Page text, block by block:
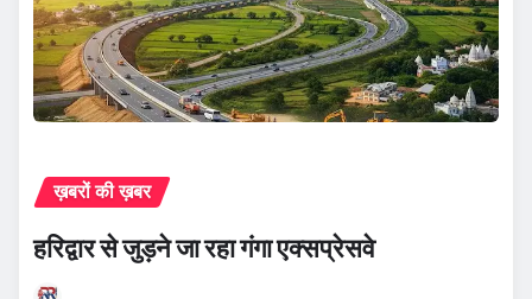
ख़बरों की ख़बर
हरिद्वार से जुड़ने जा रहा गंगा एक्सप्रेसवे